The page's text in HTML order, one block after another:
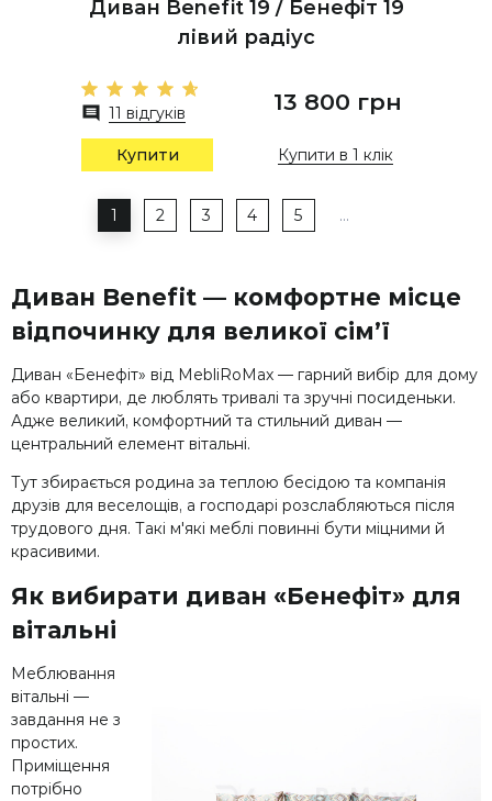
Диван Benefit 19 / Бенефіт 19
лівий радіус
11 відгуків 13 800 грн
Купити Купити в 1 клік
1 2 3 4 5 …
Диван Benefit — комфортне місце
відпочинку для великої сім’ї
Диван «Бенефіт» від MebliRoMax — гарний вибір для дому
або квартири, де люблять тривалі та зручні посиденьки.
Адже великий, комфортний та стильний диван —
центральний елемент вітальні.
Тут збирається родина за теплою бесідою та компанія
друзів для веселощів, а господарі розслабляються після
трудового дня. Такі м'які меблі повинні бути міцними й
красивими.
Як вибирати диван «Бенефіт» для
вітальні
Меблювання
вітальні —
завдання не з
простих.
Приміщення
потрібно